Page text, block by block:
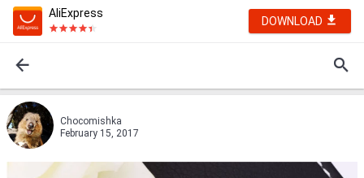
AliExpress
DOWNLOAD
Chocomishka
February 15, 2017